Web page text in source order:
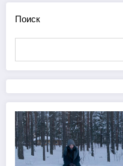
Поиск